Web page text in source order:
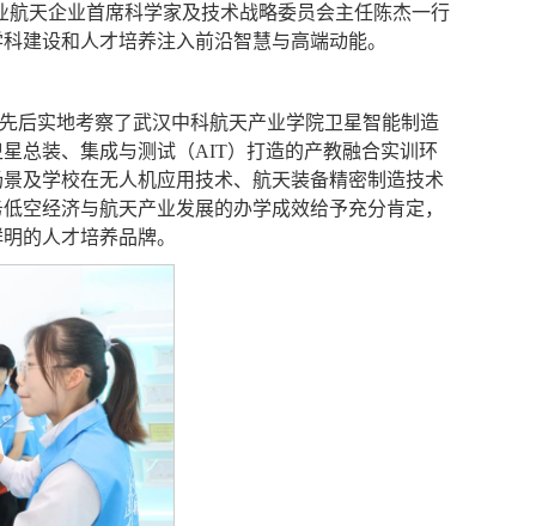
天企业首席科学家及技术战略委员会主任陈杰一行
建设和人才培养注入前沿智慧与高端动能。
后实地考察了武汉中科航天产业学院卫星智能制造
总装、集成与测试（AIT）打造的产教融合实训环
及学校在无人机应用技术、航天装备精密制造技术
空经济与航天产业发展的办学成效给予充分肯定，
的人才培养品牌。